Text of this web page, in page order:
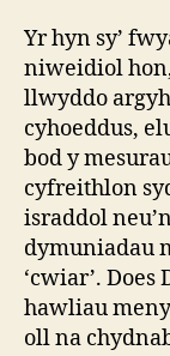
Yr hyn sy’
niweidiol
llwyddo
cyhoeddus,
bod y
cyfreithlon
israddol
dymuniadau
‘cwiar’.
hawliau
oll na